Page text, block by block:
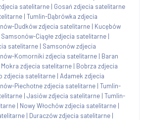
satelitarne | Gosań zdjecia satelitarne
| Tumlin-Dąbrówka zdjecia
Dudków zdjecia satelitarne | Kucębów
Samsonów-Ciągłe zdjecia satelitarne |
satelitarne | Samsonów zdjecia
Komorniki zdjecia satelitarne | Baran
Mokra zdjecia satelitarne | Bobrza zdjecia
zdjecia satelitarne | Adamek zdjecia
Piechotne zdjecia satelitarne | Tumlin-
| Jasiów zdjecia satelitarne | Tumlin-
| Nowy Włochów zdjecia satelitarne |
| Duraczów zdjecia satelitarne |